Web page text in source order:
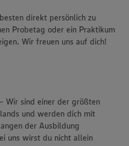
direkt persönlich zu
Probetag oder ein Praktikum
Wir freuen uns auf dich!
Wir sind einer der größten
und werden dich mit
der Ausbildung
uns wirst du nicht allein